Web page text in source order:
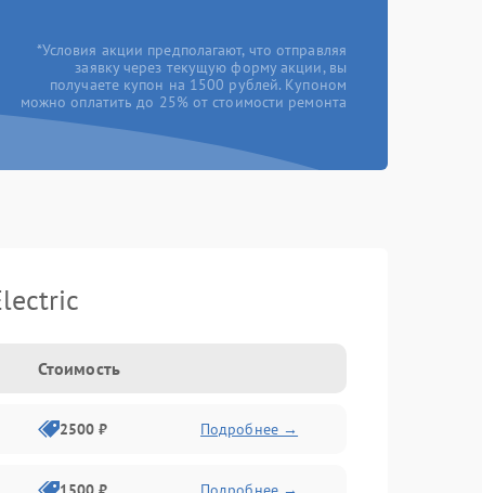
*Условия акции предполагают, что отправляя
заявку через текущую форму акции, вы
получаете купон на 1500 рублей. Купоном
можно оплатить до 25% от стоимости ремонта
Стоимость
2500 ₽ Подробнее →